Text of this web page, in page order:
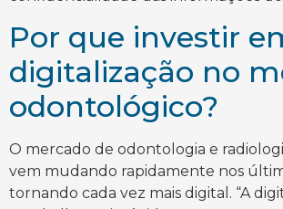
Por que investir
digitalização no
odontológico?
O mercado de odontologia e
vem mudando rapidamente nos
tornando cada vez mais digital. “A